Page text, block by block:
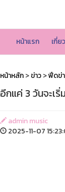
หน้าแรก เกี่ย
หน้าหลัก>ข่าว>ฟีดข่
อีกแค่ 3 วันจะเ
admin music
2025-11-07